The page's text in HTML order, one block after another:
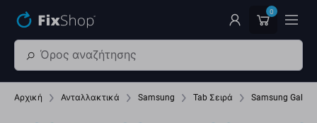
0
Αρχική Ανταλλακτικά Samsung Tab Σειρά Samsung